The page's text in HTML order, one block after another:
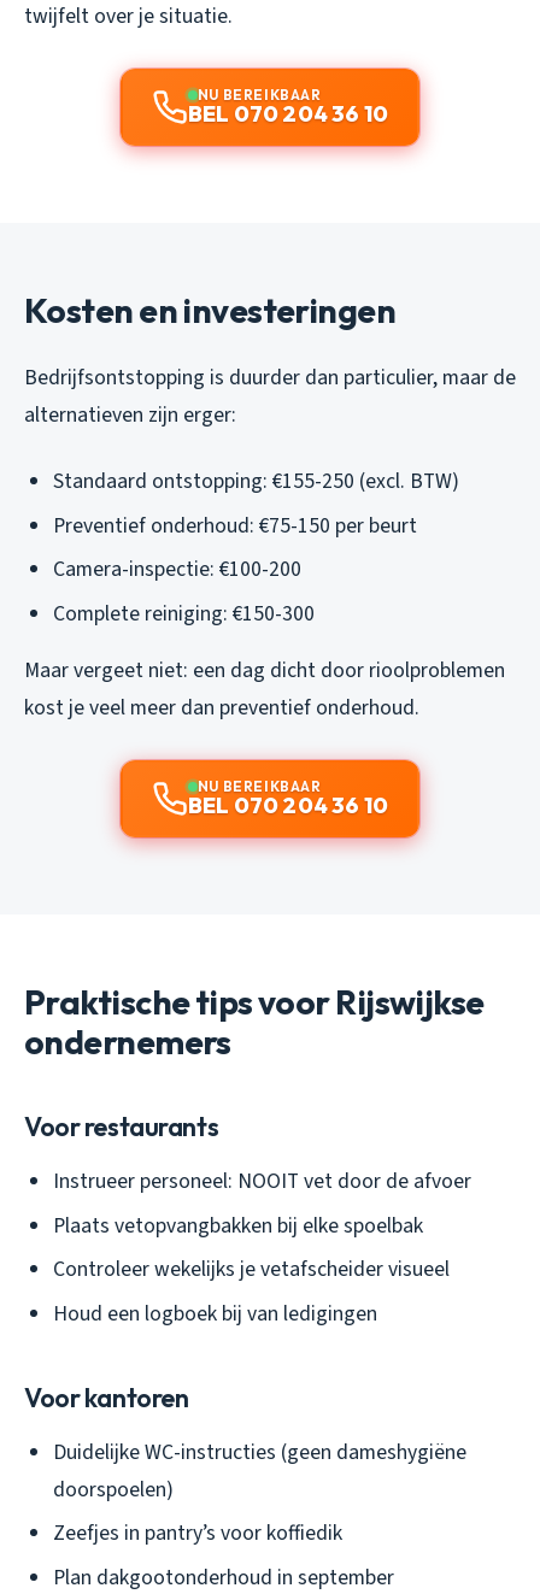
twijfelt over je situatie.
NU BEREIKBAAR
BEL 070 204 36 10
Kosten en investeringen
Bedrijfsontstopping is duurder dan particulier, maar de
alternatieven zijn erger:
Standaard ontstopping: €155-250 (excl. BTW)
Preventief onderhoud: €75-150 per beurt
Camera-inspectie: €100-200
Complete reiniging: €150-300
Maar vergeet niet: een dag dicht door rioolproblemen
kost je veel meer dan preventief onderhoud.
NU BEREIKBAAR
BEL 070 204 36 10
Praktische tips voor Rijswijkse
ondernemers
Voor restaurants
Instrueer personeel: NOOIT vet door de afvoer
Plaats vetopvangbakken bij elke spoelbak
Controleer wekelijks je vetafscheider visueel
Houd een logboek bij van ledigingen
Voor kantoren
Duidelijke WC-instructies (geen dameshygiëne
doorspoelen)
Zeefjes in pantry’s voor koffiedik
Plan dakgootonderhoud in september